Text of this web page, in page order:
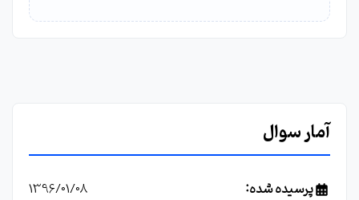
آمار سوال
پرسیده شده: 1396/01/08